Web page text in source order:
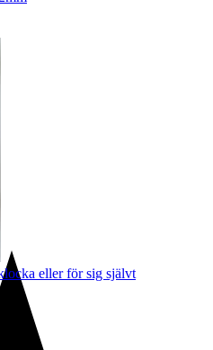
eller för sig självt